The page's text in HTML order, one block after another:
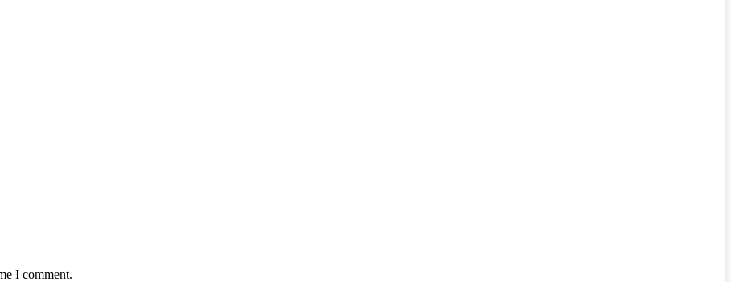
I comment.